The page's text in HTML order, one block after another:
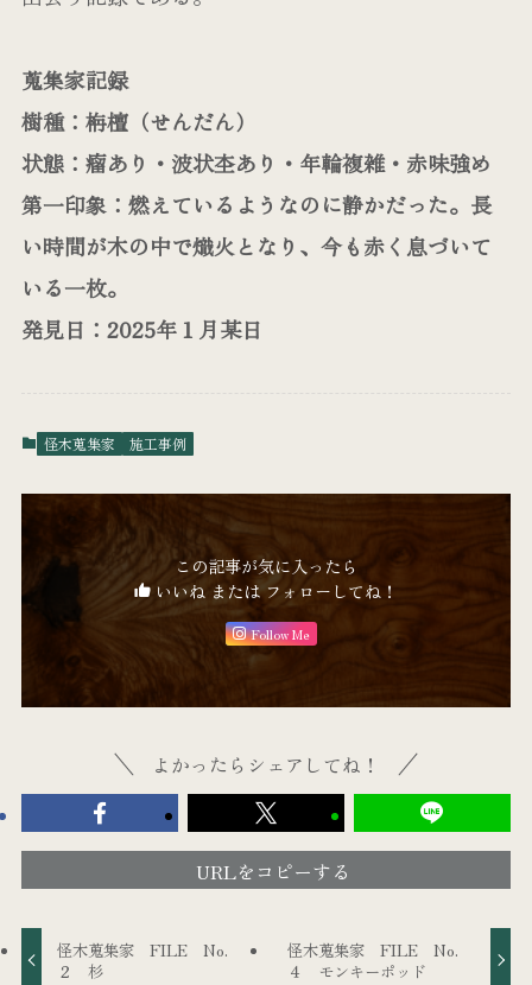
蒐集家記録
樹種：栴檀（せんだん）
状態：瘤あり・波状杢あり・年輪複雑・赤味強め
第一印象：燃えているようなのに静かだった。長
い時間が木の中で熾火となり、今も赤く息づいて
いる一枚。
発見日：2025年１月某日
怪木蒐集家 施工事例
この記事が気に入ったら
いいね または フォローしてね！
Follow Me
よかったらシェアしてね！
URLをコピーする
怪木蒐集家 FILE No.
２ 杉
怪木蒐集家 FILE No.
４ モンキーポッド